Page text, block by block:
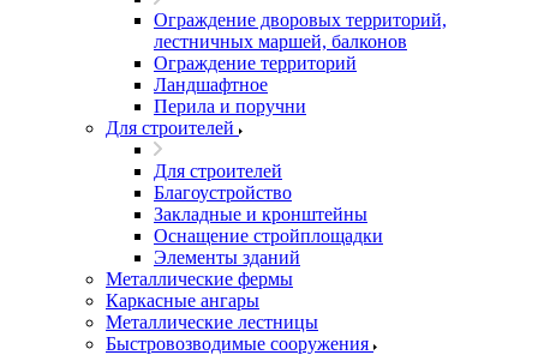
Ограждение дворовых территорий,
лестничных маршей, балконов
Ограждение территорий
Ландшафтное
Перила и поручни
Для строителей
Для строителей
Благоустройство
Закладные и кронштейны
Оснащение стройплощадки
Элементы зданий
Металлические фермы
Каркасные ангары
Металлические лестницы
Быстровозводимые сооружения